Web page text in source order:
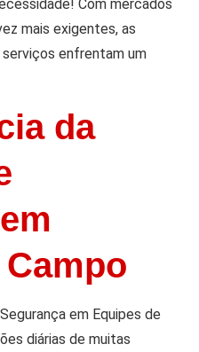
Com mercados
mais exigentes, as
enfrentam um
da
em Equipes de
diárias de muitas